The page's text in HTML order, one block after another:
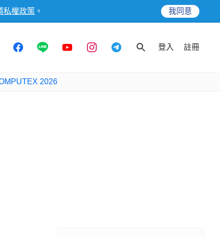
私權政策 。 我同意
登入 註冊
2026